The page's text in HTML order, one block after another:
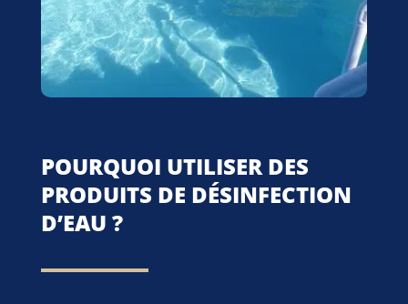
POURQUOI UTILISER DES
PRODUITS DE DÉSINFECTION
D’EAU ?